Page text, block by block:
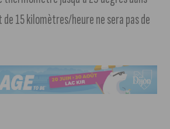
de 15 kilomètres/heure ne sera pas de